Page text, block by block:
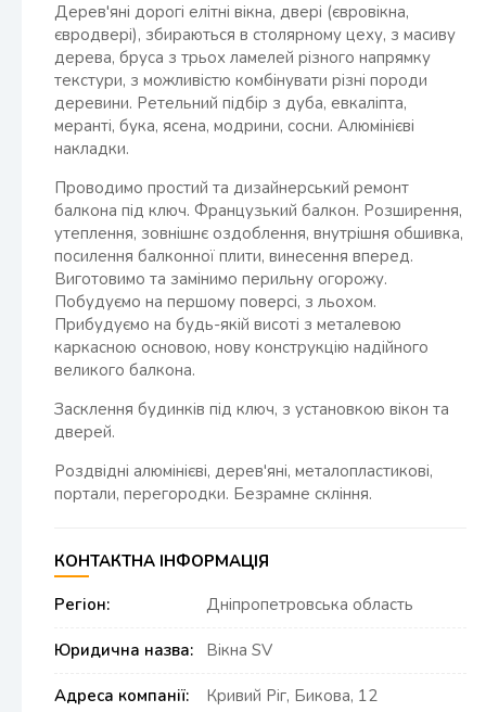
Дерев'яні дорогі елітні вікна, двері (євровікна,
євродвері), збираються в столярному цеху, з масиву
дерева, бруса з трьох ламелей різного напрямку
текстури, з можливістю комбінувати різні породи
деревини. Ретельний підбір з дуба, евкаліпта,
меранті, бука, ясена, модрини, сосни. Алюмінієві
накладки.
Проводимо простий та дизайнерський ремонт
балкона під ключ. Французький балкон. Розширення,
утеплення, зовнішнє оздоблення, внутрішня обшивка,
посилення балконної плити, винесення вперед.
Виготовимо та замінимо перильну огорожу.
Побудуємо на першому поверсі, з льохом.
Прибудуємо на будь-якій висоті з металевою
каркасною основою, нову конструкцію надійного
великого балкона.
Засклення будинків під ключ, з установкою вікон та
дверей.
Роздвідні алюмінієві, дерев'яні, металопластикові,
портали, перегородки. Безрамне скління.
КОНТАКТНА ІНФОРМАЦІЯ
Регіон:
Дніпропетровська область
Юридична назва: Вікна SV
Адреса компанії: Кривий Ріг, Бикова, 12